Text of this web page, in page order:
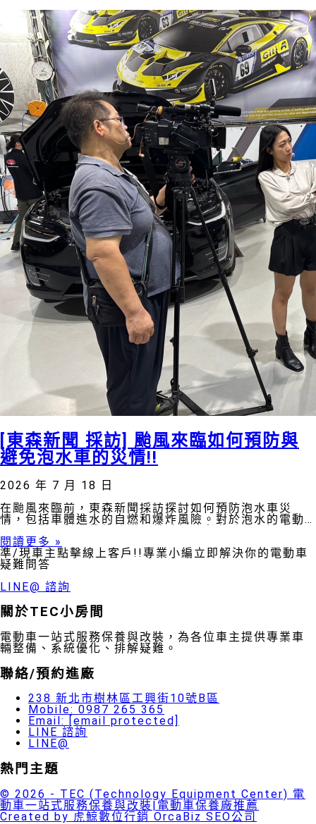
[東森新聞 採訪] 颱風來臨如何預防與
避免泡水車的災情!!
2026 年 7 月 18 日
在颱風來臨前，東森新聞採訪探討如何預防泡水車災
情，包括車體進水的自燃和爆炸風險。對於泡水的電動
全，防範任何風險。
閱讀更多 »
準/現車主點擊線上客戶!!專業小編立即解決你的電動車
疑難問答
LINE@ 諮詢
關於TEC小房間
電動車一站式服務保養與改裝，為各位車主提供專業車
輛整備、系統優化、排解疑難。
聯絡/預約進廠
238 新北市樹林區工興街10號B區
Mobile: 0987 265 365
Email:
[email protected]
LINE 諮詢
LINE@
熱門主題
© 2026 - TEC (Technology Equipment Center) 電
動車一站式服務保養與改裝|電動車保養廠推薦
Created by 虎鯨數位行銷 OrcaBiz SEO公司